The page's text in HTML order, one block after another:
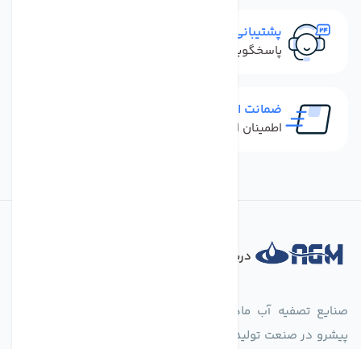
پشتیبانی سریع
پاسخگویی سریع به تماس‌ها و پیام‌ها
ضمانت اصل بودن کالا
اطمینان از خرید کالای اورجینال
درباره فروشگاه
پیشرو در صنعت تولید تجهیزات تصفیه آب، با تکیه بر دانش فنی و